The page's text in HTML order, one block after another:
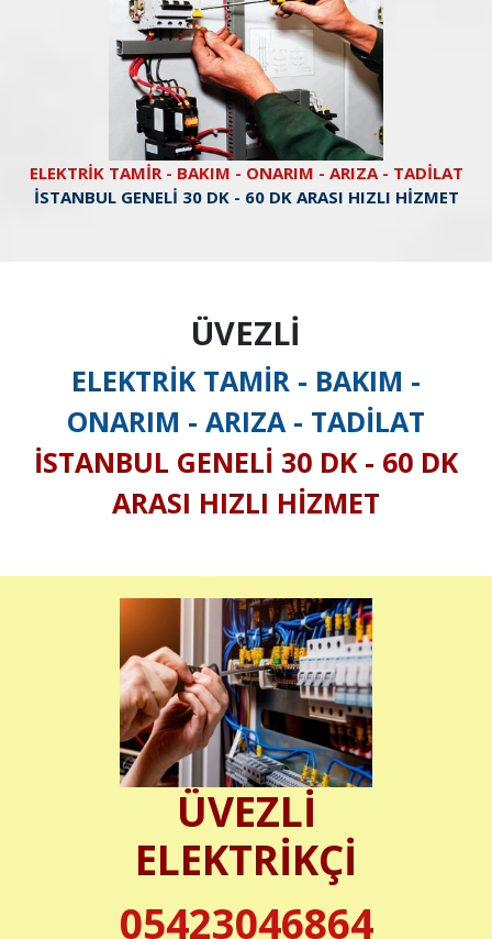
ELEKTRİK TAMİR - BAKIM - ONARIM - ARIZA - TADİLAT
İSTANBUL GENELİ 30 DK - 60 DK ARASI HIZLI HİZMET
ÜVEZLİ
ELEKTRİK TAMİR - BAKIM -
ONARIM - ARIZA - TADİLAT
İSTANBUL GENELİ 30 DK - 60 DK
ARASI HIZLI HİZMET
ÜVEZLİ
ELEKTRİKÇİ
05423046864